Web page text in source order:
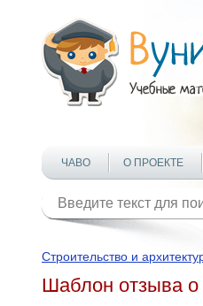
ЧАВО О ПРОЕКТЕ
Строительство и
Шаблон отзыва о